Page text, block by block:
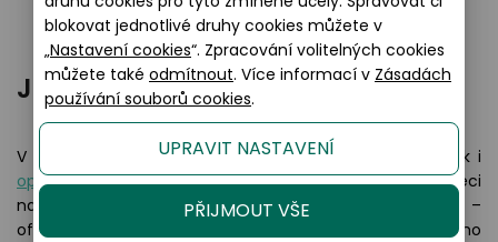
Jak se dostat na oční vyšetření
V některým zemích může dětem vyšetřit a změřit zrak i
optometrista v oční optice. V České republice jsou věci
nastaveny tak, že dětský zrak vyšetřuje pouze oční lékař –
oftalmolog. Vyšetření je hrazeno v veřejného zdravotního
blokovat jednotlivé druhy cookies můžete v
„Nastavení cookies“. Zpracování volitelných cookies
můžete také odmítnout. Více informací v Zásadách
používání souborů cookies.
UPRAVIT NASTAVENÍ
PŘIJMOUT VŠE